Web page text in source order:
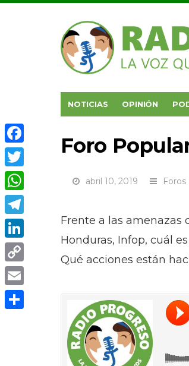
NOTICIAS OPINIÓN
Foro
abril 10, 2019
Frente a las amenazas
Honduras, Infop, cuál
Qué acciones están
Facebook
Twitter
WhatsApp
Telegram
LinkedIn
Copy
Link
Email